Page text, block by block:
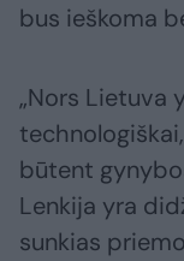
bus ieškoma
„Nors Lietuva
būtent
Lenkija yra
sunkias